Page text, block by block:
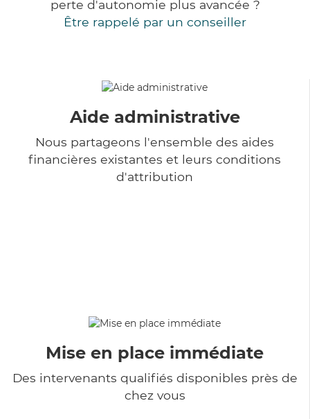
perte d'autonomie plus avancée ?
Être rappelé par un conseiller
Aide administrative
Nous partageons l'ensemble des aides
financières existantes et leurs conditions
d'attribution
Mise en place immédiate
Des intervenants qualifiés disponibles près de
chez vous